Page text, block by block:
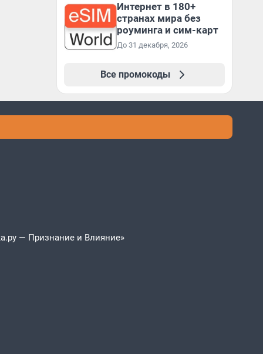
Интернет в 180+
странах мира без
роуминга и сим-карт
До 31 декабря, 2026
Все промокоды
— Признание и Влияние»